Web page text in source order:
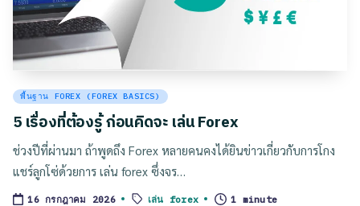
Posted
พื้นฐาน FOREX (FOREX BASICS)
5 เรื่องที่ต้องรู้ ก่อนคิดจะ เล่น Forex
ช่วงปีที่ผ่านมา ถ้าพูดถึง Forex หลายคนคงได้ยินข่าวเกี่ยวกับการโกง
แชร์ลูกโซ่ด้วยการ เล่น forex ซึ่งจร…
16 กรกฎาคม 2026
Tags: เล่น forex 1 minute